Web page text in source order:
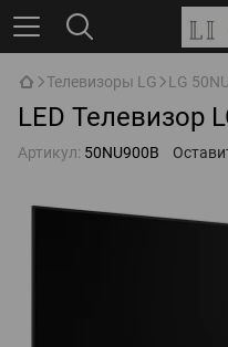
Телевизоры LG LG
LED Телевизор
Артикул: 50NU900B